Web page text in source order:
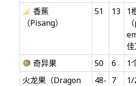
香蕉
（Pisang）
51 13
1
佳
奇异果 50 6 1
火龙果（Dragon
48- 7 1/